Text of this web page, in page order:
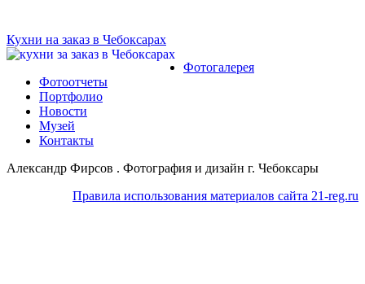
Кухни на заказ в Чебоксарах
Фотогалерея
Фотоотчеты
Портфолио
Новости
Музей
Контакты
Александр Фирсов . Фотография и дизайн г. Чебоксары
Правила использования материалов сайта 21-reg.ru